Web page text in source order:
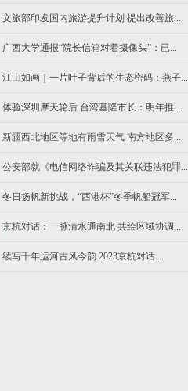
文旅部印发国内旅游提升计划 提出改善旅...
广西大学通报“院长信箱对着摄像头”：已...
江山如画｜一片叶子背后的生态密码：燕子...
体验深圳摩天轮后 台湾基隆市长：明年推...
新疆西北地区等地有雨雪天气 南方地区多...
公安部就《电信网络诈骗及其关联违法犯罪...
冬日扬帆新挑战，“西港杯”冬季帆船冠军...
京杭对话：一脉清水通南北 共绘区域协调...
续写千年运河古风今韵 2023京杭对话...